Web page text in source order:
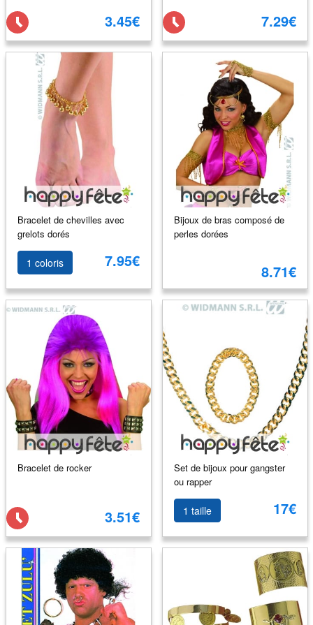
3.45€ 7.29€
Bracelet de chevilles avec
grelots dorés
1 coloris 7.95€
Bijoux de bras composé de
perles dorées
8.71€
Bracelet de rocker
3.51€
Set de bijoux pour gangster
ou rapper
1 taille 17€